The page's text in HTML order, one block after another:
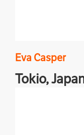
Eva Casper
Tokio,